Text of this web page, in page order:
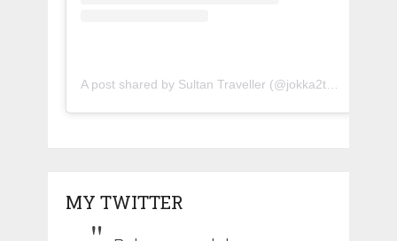
A post shared by Sultan Traveller (@jokka2traveller)
MY TWITTER